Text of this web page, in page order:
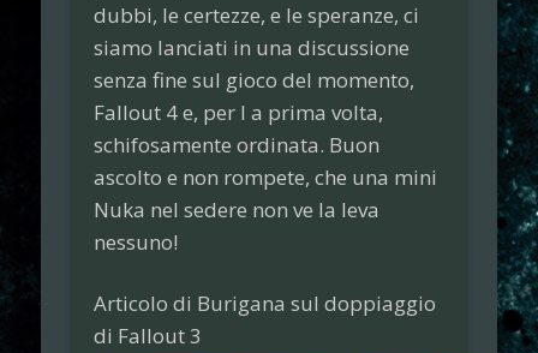
dubbi, le certezze, e le speranze, ci
siamo lanciati in una discussione
senza fine sul gioco del momento,
Fallout 4 e, per l a prima volta,
schifosamente ordinata. Buon
ascolto e non rompete, che una mini
Nuka nel sedere non ve la leva
nessuno!
Articolo di Burigana sul doppiaggio
di Fallout 3